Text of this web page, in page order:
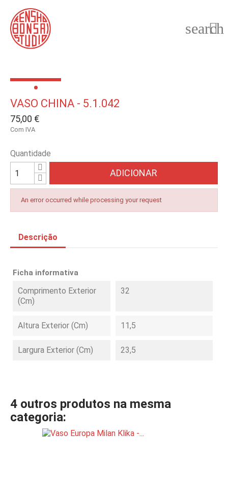

search
VASO CHINA - 5.1.042
75,00 €
Com IVA
Quantidade
ADICIONAR
An error occurred while processing your request
Descrição
Ficha informativa
Comprimento Exterior
(cm)
32
Altura Exterior (cm) 11,5
Largura Exterior (cm) 23,5
4 outros produtos na mesma
categoria: